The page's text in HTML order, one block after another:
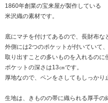
1860年創業の宝来屋が製作している
米沢織の素材です。
底にマチを付けてあるので、長財布な
外側には2つのポケットが付いていて
取り出すことの多いものを入れるのに
ポケットの深さは13㎝です。
厚地なので、ペンをさしてもしっかり
生地は、きものの帯に織られる厚手の